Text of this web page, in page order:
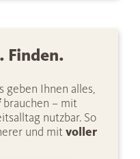
Finden.
geben Ihnen alles,
brauchen – mit
nutzbar. So
und mitvoller